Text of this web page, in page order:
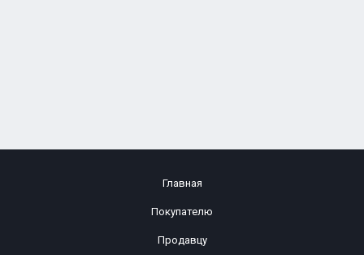
Главная
Покупателю
Продавцу